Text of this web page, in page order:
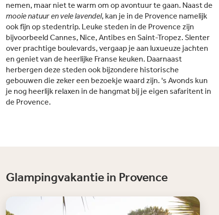
nemen, maar niet te warm om op avontuur te gaan. Naast de
mooie natuur en vele lavendel, kan je in de Provence namelijk
ook fijn op stedentrip. Leuke steden in de Provence zijn
bijvoorbeeld Cannes, Nice, Antibes en Saint-Tropez. Slenter
over prachtige boulevards, vergaap je aan luxueuze jachten
en geniet van de heerlijke Franse keuken. Daarnaast
herbergen deze steden ook bijzondere historische
gebouwen die zeker een bezoekje waard zijn. 's Avonds kun
je nog heerlijk relaxen in de hangmat bij je eigen safaritent in
de Provence.
Glampingvakantie in Provence